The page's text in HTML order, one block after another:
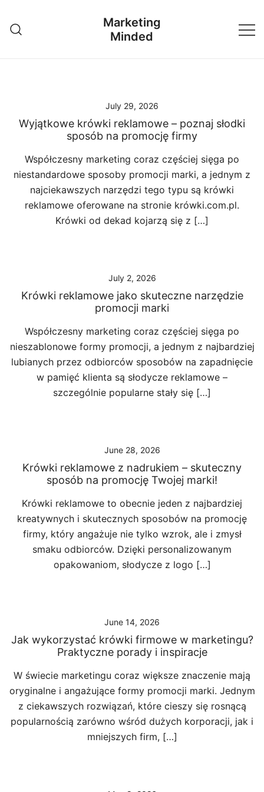
content
Marketing
Minded
July 29, 2026
Wyjątkowe krówki reklamowe – poznaj słodki
sposób na promocję firmy
Współczesny marketing coraz częściej sięga po
niestandardowe sposoby promocji marki, a jednym z
najciekawszych narzędzi tego typu są krówki
reklamowe oferowane na stronie krówki.com.pl.
Krówki od dekad kojarzą się z […]
July 2, 2026
Krówki reklamowe jako skuteczne narzędzie
promocji marki
Współczesny marketing coraz częściej sięga po
nieszablonowe formy promocji, a jednym z najbardziej
lubianych przez odbiorców sposobów na zapadnięcie
w pamięć klienta są słodycze reklamowe –
szczególnie popularne stały się […]
June 28, 2026
Krówki reklamowe z nadrukiem – skuteczny
sposób na promocję Twojej marki!
Krówki reklamowe to obecnie jeden z najbardziej
kreatywnych i skutecznych sposobów na promocję
firmy, który angażuje nie tylko wzrok, ale i zmysł
smaku odbiorców. Dzięki personalizowanym
opakowaniom, słodycze z logo […]
June 14, 2026
Jak wykorzystać krówki firmowe w marketingu?
Praktyczne porady i inspiracje
W świecie marketingu coraz większe znaczenie mają
oryginalne i angażujące formy promocji marki. Jednym
z ciekawszych rozwiązań, które cieszy się rosnącą
popularnością zarówno wśród dużych korporacji, jak i
mniejszych firm, […]